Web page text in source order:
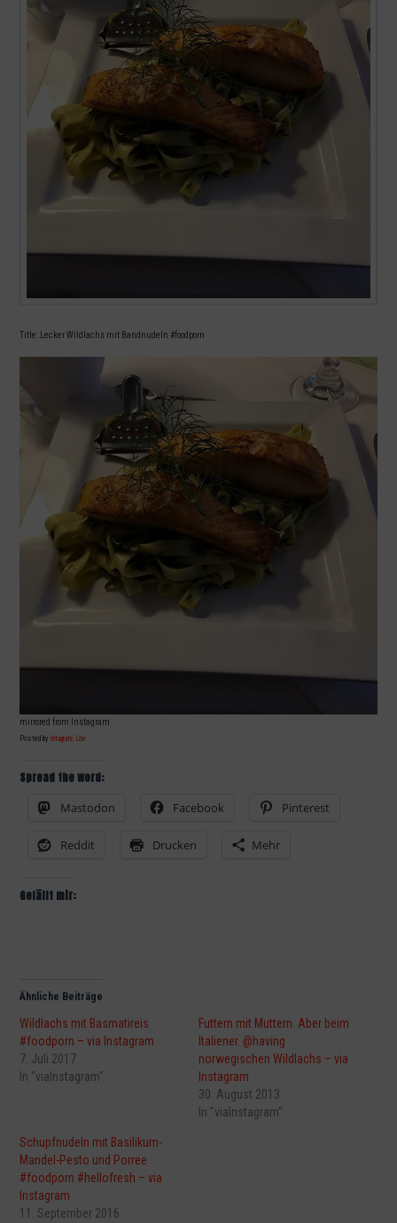
Title: Lecker Wildlachs mit Bandnudeln #foodporn
mirrored from Instagram
Posted by Intagrate Lite
Spread the word:
Mastodon
Facebook Pinterest
Reddit Drucken Mehr
Gefällt mir:
Ähnliche Beiträge
Wildlachs mit Basmatireis
#foodporn – via Instagram
7. Juli 2017
In "viaInstagram"
Futtern mit Muttern. Aber beim
Italiener. @having
norwegischen Wildlachs – via
Instagram
30. August 2013
In "viaInstagram"
Schupfnudeln mit Basilikum-
Mandel-Pesto und Porree
#foodporn #hellofresh – via
Instagram
11. September 2016